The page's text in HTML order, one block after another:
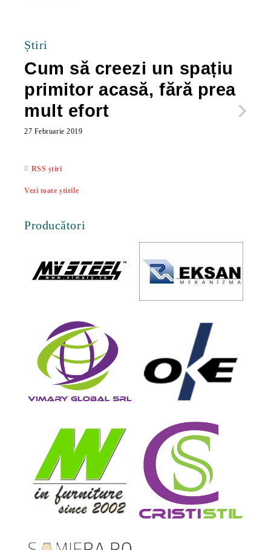
Știri
Cum să creezi un spațiu
primitor acasă, fără prea
mult efort
27 Februarie 2019
RSS știri
Vezi toate știrile
Producători